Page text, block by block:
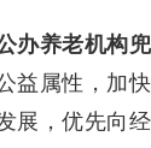
办养老机构
益属性，加
展，优先向经